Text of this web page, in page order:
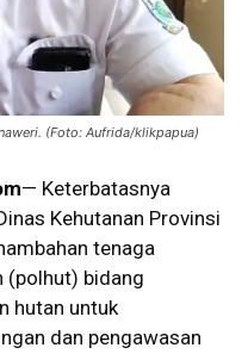
(Foto: Aufrida/klikpapua)
— Keterbatasnya
Kehutanan Provinsi
tenaga
(polhut) bidang
hutan untuk
dan pengawasan